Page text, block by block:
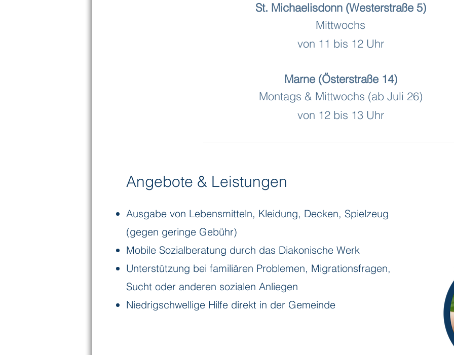
St. Michaelisdonn (Westerstraße 5)
Mittwochs
von 11 bis 12 Uhr
Marne (Österstraße 14)
Montags & Mittwochs (ab Juli 26)
von 12 bis 13 Uhr
Angebote & Leistungen
Ausgabe von Lebensmitteln, Kleidung, Decken, Spielzeug
(gegen geringe Gebühr)
Mobile Sozialberatung durch das Diakonische Werk
Unterstützung bei familiären Problemen, Migrationsfragen,
Sucht oder anderen sozialen Anliegen
Niedrigschwellige Hilfe direkt in der Gemeinde